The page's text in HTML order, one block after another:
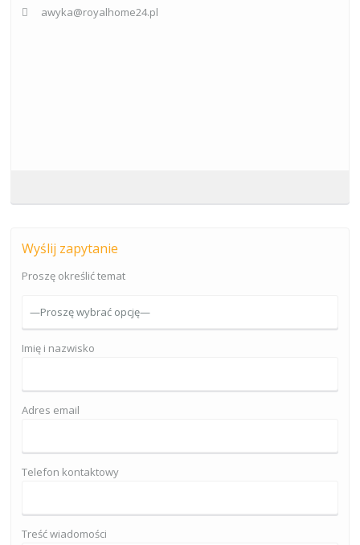
awyka@royalhome24.pl
Wyślij zapytanie
Proszę określić temat
Imię i nazwisko
Adres email
Telefon kontaktowy
Treść wiadomości